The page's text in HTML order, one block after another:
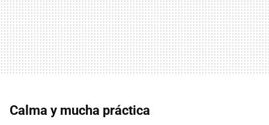
Calma y mucha práctica